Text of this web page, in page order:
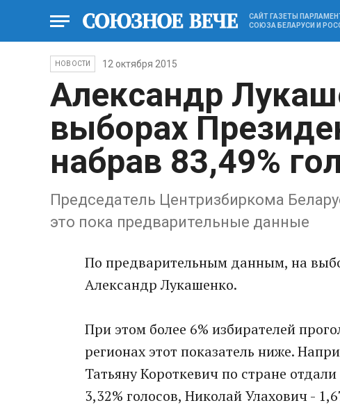
САЙТ ГАЗЕТЫ
СОЮЗА БЕЛАРУСИ И
НОВОСТИ 12 октября 2015
Александр
выборах
набрав 83,49%
Председатель Центризбиркома
это пока предварительные данные
По предварительным данным, на
Александр Лукашенко.
При этом более 6% избирателей
регионах этот показатель ниже.
Татьяну Короткевич по стране
3,32% голосов, Николай Улахович -